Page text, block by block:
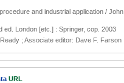
and industrial application / John
ed. London [etc.] : Springer, cop. 2003
; Associate editor: Dave F. Farson
URL